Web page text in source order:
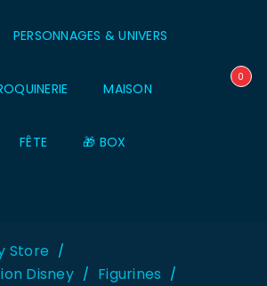
PERSONNAGES & UNIVERS
MAISON
FÊTE 🎁 BOX
0
Store /
Disney / Figurines /